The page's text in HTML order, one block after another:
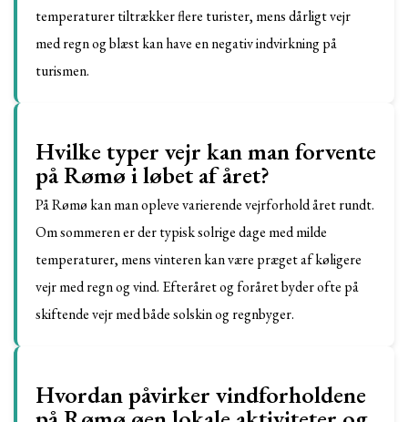
temperaturer tiltrækker flere turister, mens dårligt vejr
med regn og blæst kan have en negativ indvirkning på
turismen.
Hvilke typer vejr kan man forvente
på Rømø i løbet af året?
På Rømø kan man opleve varierende vejrforhold året rundt.
Om sommeren er der typisk solrige dage med milde
temperaturer, mens vinteren kan være præget af køligere
vejr med regn og vind. Efteråret og foråret byder ofte på
skiftende vejr med både solskin og regnbyger.
Hvordan påvirker vindforholdene